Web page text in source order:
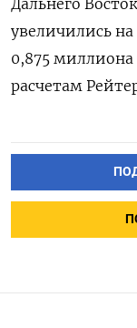
увеличились
0,875
расчетам